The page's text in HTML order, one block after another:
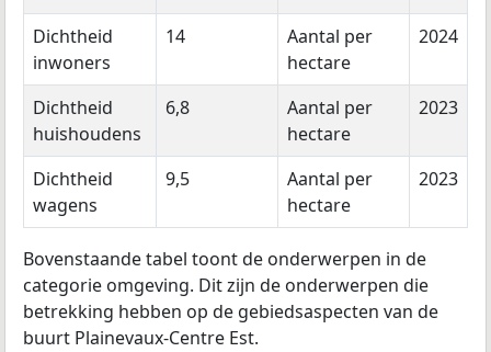
Dichtheid
inwoners
14
Aantal per
hectare
2024
Dichtheid
huishoudens
6,8
Aantal per
hectare
2023
Dichtheid
wagens
9,5
Aantal per
hectare
2023
Bovenstaande tabel toont de onderwerpen in de
categorie omgeving. Dit zijn de onderwerpen die
betrekking hebben op de gebiedsaspecten van de
buurt Plainevaux-Centre Est.